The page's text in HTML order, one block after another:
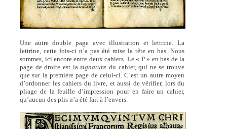
Une autre double page avec illustration et lettrine. La
lettrine, cette fois-ci n’a pas été mise la tête en bas. Nous
sommes, ici encore entre deux cahiers. Le « P » en bas de la
page de droite est lasignature du cahier, qui ne se trouve
que sur la première page de celui-ci. C’est un autre moyen
d’ordonner les cahiers du livre, et aussi de vérifier, lors du
pliage de la feuille d’impression pour en faire un cahier,
qu’aucun des plis n’a été fait à l’envers.